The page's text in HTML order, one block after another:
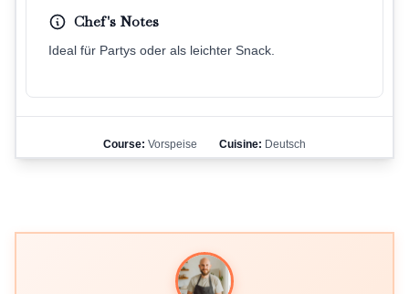
Chef's Notes
Ideal für Partys oder als leichter Snack.
Course: Vorspeise Cuisine: Deutsch